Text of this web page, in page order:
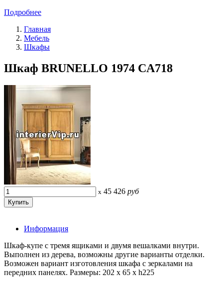
Подробнее
Главная
Мебель
Шкафы
Шкаф BRUNELLO 1974 CA718
x 45 426 руб
Информация
Шкаф-купе с тремя ящиками и двумя вешалками внутри.
Выполнен из дерева, возможны другие варианты отделки.
Возможен вариант изготовления шкафа с зеркалами на
передних панелях. Размеры: 202 x 65 x h225